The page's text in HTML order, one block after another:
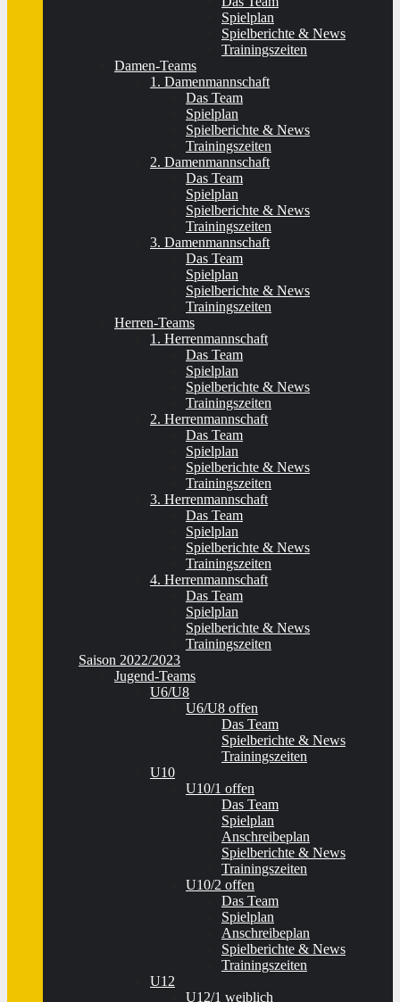
Spielplan
Spielberichte & News
Trainingszeiten
Damen-Teams
1. Damenmannschaft
Das Team
Spielplan
Spielberichte & News
Trainingszeiten
2. Damenmannschaft
Das Team
Spielplan
Spielberichte & News
Trainingszeiten
3. Damenmannschaft
Das Team
Spielplan
Spielberichte & News
Trainingszeiten
Herren-Teams
1. Herrenmannschaft
Das Team
Spielplan
Spielberichte & News
Trainingszeiten
2. Herrenmannschaft
Das Team
Spielplan
Spielberichte & News
Trainingszeiten
3. Herrenmannschaft
Das Team
Spielplan
Spielberichte & News
Trainingszeiten
4. Herrenmannschaft
Das Team
Spielplan
Spielberichte & News
Trainingszeiten
Saison 2022/2023
Jugend-Teams
U6/U8
U6/U8 offen
Das Team
Spielberichte & News
Trainingszeiten
U10
U10/1 offen
Das Team
Spielplan
Anschreibeplan
Spielberichte & News
Trainingszeiten
U10/2 offen
Das Team
Spielplan
Anschreibeplan
Spielberichte & News
Trainingszeiten
U12
U12/1 weiblich